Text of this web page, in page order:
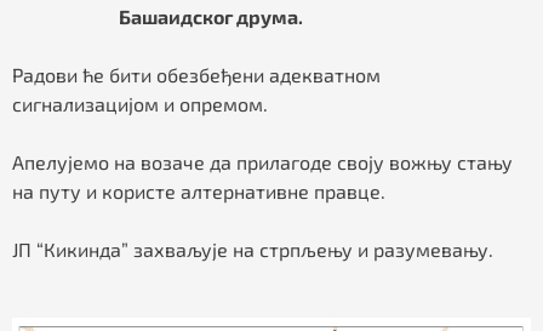
Башаидског друма.
Радови ће бити обезбеђени адекватном
сигнализацијом и опремом.
Апелујемо на возаче да прилагоде своју вожњу стању
на путу и користе алтернативне правце.
ЈП “Кикинда” захваљује на стрпљењу и разумевању.